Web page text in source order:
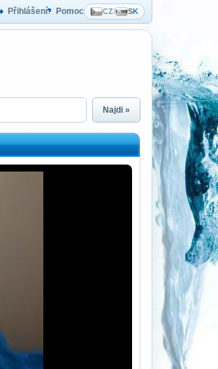
Přihlášení Pomoc CZ/ SK
Najdi »